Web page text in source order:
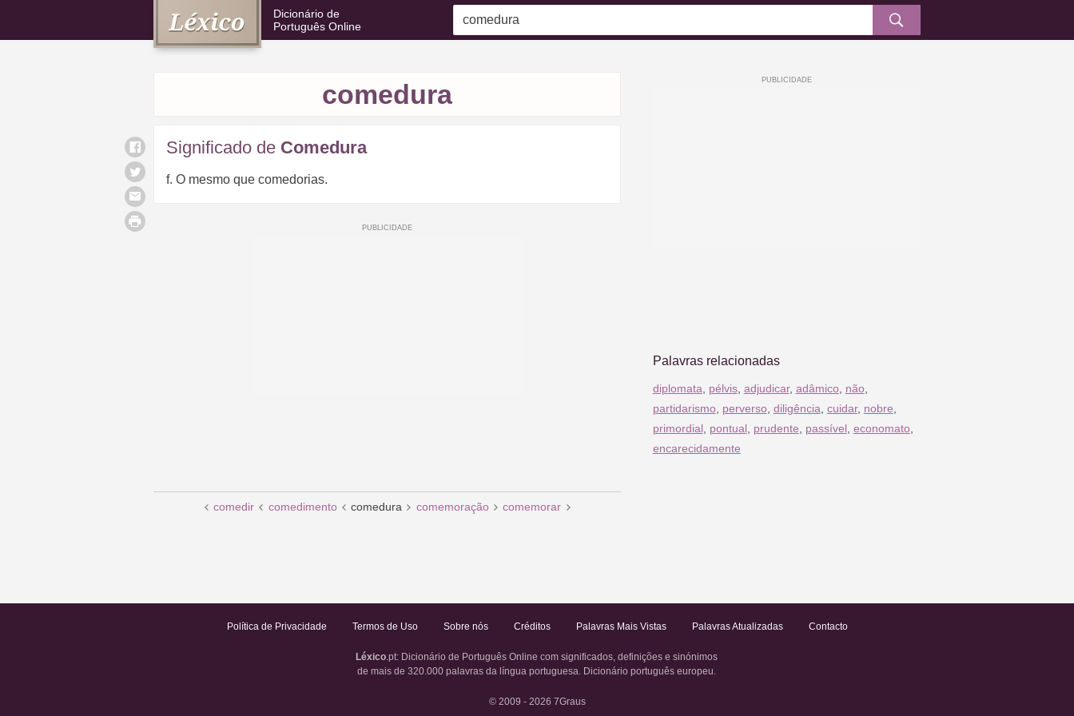
Dicionário de
Português Online
comedura
Significado de Comedura
f. O mesmo que comedorias.
comedir comedimento comedura comemoração comemorar
Palavras relacionadas
diplomata pélvis, adjudicar, adâmico, não,
partidarismo, perverso, diligência cuidar, nobre
primordial, pontual, prudente passível, economato,
encarecidamente
Política de Privacidade Termos de Uso Sobre nós Créditos Palavras Mais Vistas Palavras Atualizadas Contacto
Léxico .pt: Dicionário de Português Online com significados, definições e sinónimos
de mais de 320.000 palavras da língua portuguesa. Dicionário português europeu.
© 2009 - 2026 7Graus